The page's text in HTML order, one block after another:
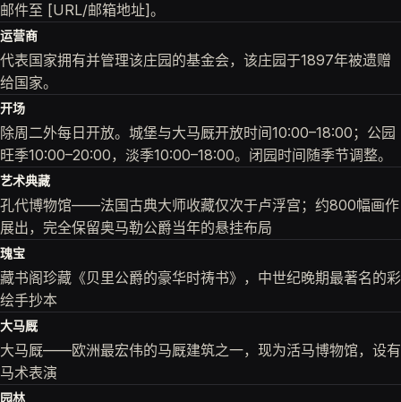
邮件至 [URL/邮箱地址]。
运营商
代表国家拥有并管理该庄园的基金会，该庄园于1897年被遗赠
给国家。
开场
除周二外每日开放。城堡与大马厩开放时间10:00–18:00；公园
旺季10:00–20:00，淡季10:00–18:00。闭园时间随季节调整。
艺术典藏
孔代博物馆——法国古典大师收藏仅次于卢浮宫；约800幅画作
展出，完全保留奥马勒公爵当年的悬挂布局
瑰宝
藏书阁珍藏《贝里公爵的豪华时祷书》，中世纪晚期最著名的彩
绘手抄本
大马厩
大马厩——欧洲最宏伟的马厩建筑之一，现为活马博物馆，设有
马术表演
园林